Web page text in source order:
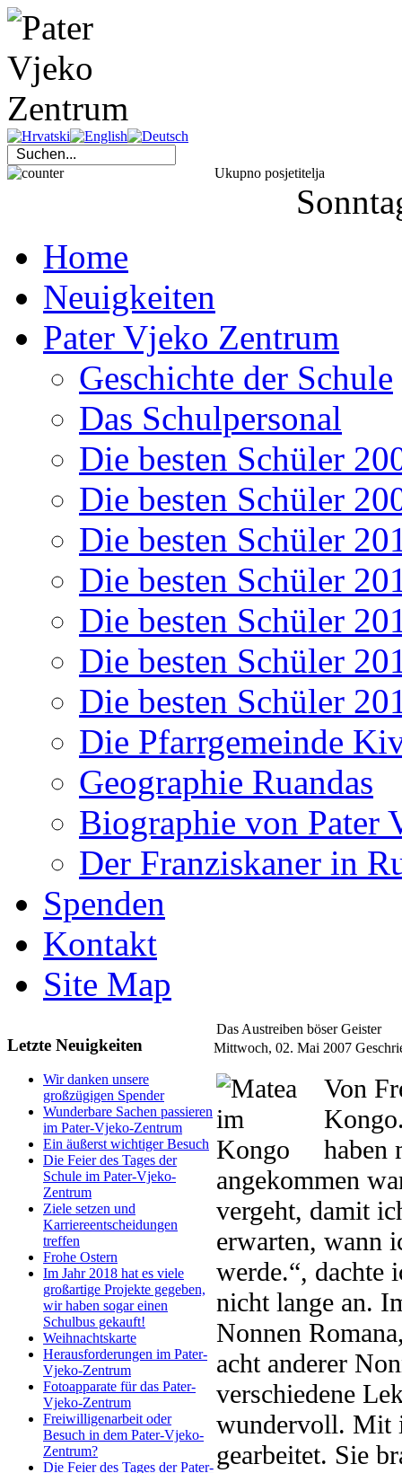
Ukupno posjetitelja
Home
Neuigkeiten
Pater Vjeko Zentrum
Geschichte der Schule
Das Schulpersonal
Die besten Schüler
Die besten Schüler
Die besten Schüler
Die besten Schüler
Die besten Schüler
Die besten Schüler
Die besten Schüler
Die Pfarrgemeinde
Geographie Ruandas
Biographie von Pater
Der Franziskaner in
Spenden
Kontakt
Site Map
Letzte Neuigkeiten
Wir danken unsere
großzügigen Spender
Wunderbare Sachen passieren
im Pater-Vjeko-Zentrum
Ein äußerst wichtiger Besuch
Die Feier des Tages der
Schule im Pater-Vjeko-
Zentrum
Ziele setzen und
Karriereentscheidungen
treffen
Frohe Ostern
Im Jahr 2018 hat es viele
großartige Projekte gegeben,
wir haben sogar einen
Schulbus gekauft!
Weihnachtskarte
Herausforderungen im Pater-
Vjeko-Zentrum
Fotoapparate für das Pater-
Vjeko-Zentrum
Freiwilligenarbeit oder
Besuch in dem Pater-Vjeko-
Zentrum?
Die Feier des Tages der Pater-
Das Austreiben böser Geister
Mittwoch, 02. Mai 2007
Von
haben
angekommen
vergeht, damit
erwarten, wann
werde.“, dachte
nicht lange an.
Nonnen
acht anderer
verschiedene
wundervoll. Mit
gearbeitet. Sie